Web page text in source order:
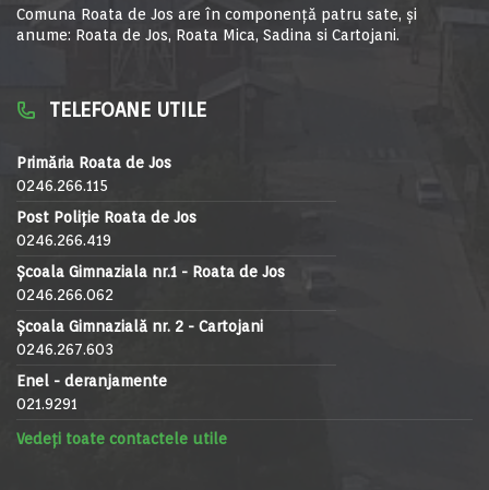
Comuna Roata de Jos are în componență patru sate, și
anume: Roata de Jos, Roata Mica, Sadina si Cartojani.
TELEFOANE UTILE
Primăria Roata de Jos
0246.266.115
Post Poliție Roata de Jos
0246.266.419
Școala Gimnaziala nr.1 - Roata de Jos
0246.266.062
Școala Gimnazială nr. 2 - Cartojani
0246.267.603
Enel - deranjamente
021.9291
Vedeți toate contactele utile